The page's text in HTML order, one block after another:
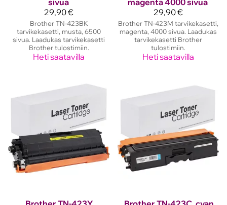
29,90 €
Brother TN-423BK
tarvikekasetti, musta, 6500
sivua. Laadukas tarvikekasetti
Brother tulostimiin.
Heti saatavilla
29,90 €
Brother TN-423M tarvikekasetti,
magenta, 4000 sivua. Laadukas
tarvikekasetti Brother
tulostimiin.
Heti saatavilla